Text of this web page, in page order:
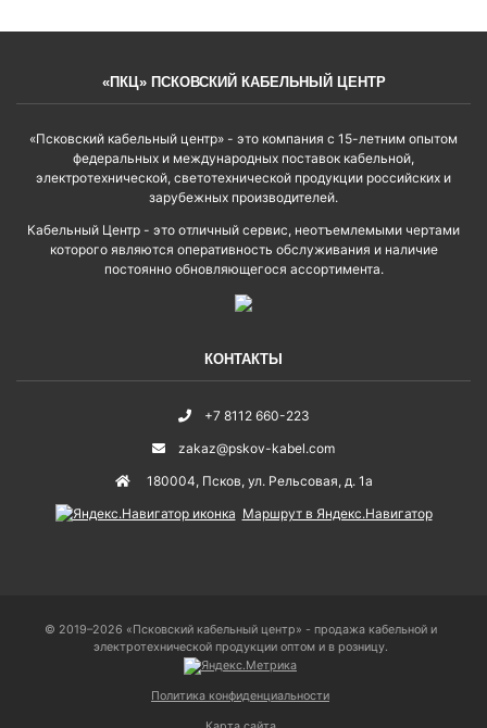
«ПКЦ» ПСКОВСКИЙ КАБЕЛЬНЫЙ ЦЕНТР
«Псковский кабельный центр» - это компания с 15-летним опытом
федеральных и международных поставок кабельной,
электротехнической, светотехнической продукции российских и
зарубежных производителей.
Кабельный Центр - это отличный сервис, неотъемлемыми чертами
которого являются оперативность обслуживания и наличие
постоянно обновляющегося ассортимента.
КОНТАКТЫ
+7 8112 660-223
zakaz@pskov-kabel.com
180004, Псков, ул. Рельсовая, д. 1а
Маршрут в Яндекс.Навигатор
© 2019–2026 «Псковский кабельный центр» - продажа кабельной и
электротехнической продукции оптом и в розницу.
Политика конфиденциальности